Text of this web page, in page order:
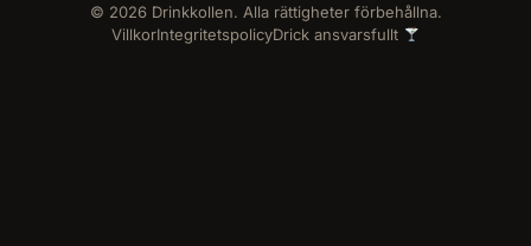
VillkorIntegritetspolicyDrick ansvarsfullt
© 2026 Drinkkollen. Alla rättigheter förbehållna.